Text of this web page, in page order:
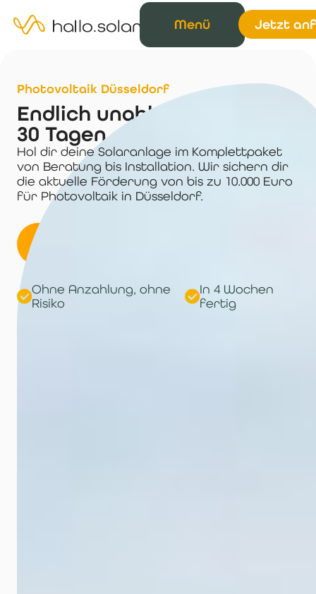
Menü Jetzt
Photovoltaik Düsseldorf
Endlich unabhängig – in nur
30 Tagen
Hol dir deine Solaranlage im Komplettpaket
von Beratung bis Installation. Wir sichern dir
die aktuelle Förderung von bis zu 10.000 Euro
für Photovoltaik in Düsseldorf.
Ohne Anzahlung, ohne
Risiko
In 4 Wochen
fertig